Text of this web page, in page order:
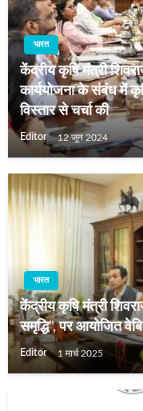
भारत
केंद्रीय कृषि मंत्री
कार्ययोजना के संबंध में
विस्तार से चर्चा की
Editor 12 जून 2024
भारत
केंद्रीय कृषि मंत्री
समृद्धि”, पर आयोजित
Editor 1 मार्च 2025